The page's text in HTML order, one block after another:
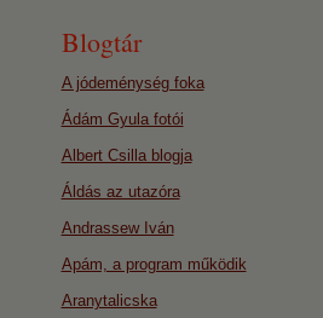
Blogtár
A jódeménység foka
Ádám Gyula fotói
Albert Csilla blogja
Áldás az utazóra
Andrassew Iván
Apám, a program működik
Aranytalicska